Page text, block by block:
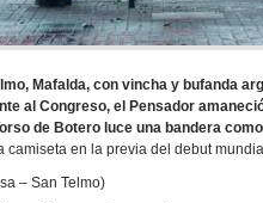
Mafalda, con vincha y bufanda
al Congreso, el Pensador
de Botero luce una bandera
en la previa del debut
– San Telmo)